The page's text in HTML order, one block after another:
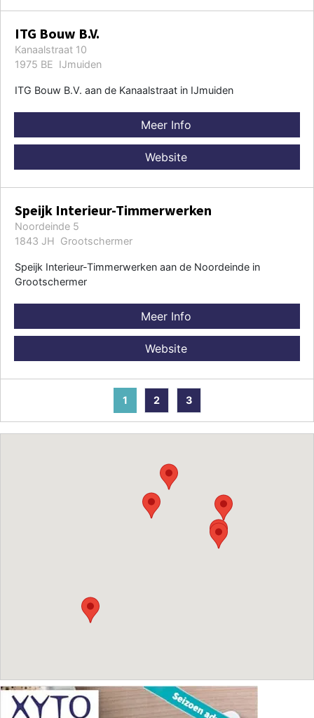
ITG Bouw B.V.
Kanaalstraat 10
1975 BE IJmuiden
ITG Bouw B.V. aan de Kanaalstraat in IJmuiden
Meer Info
Website
Speijk Interieur-Timmerwerken
Noordeinde 5
1843 JH Grootschermer
Speijk Interieur-Timmerwerken aan de Noordeinde in
Grootschermer
Meer Info
Website
1 2 3